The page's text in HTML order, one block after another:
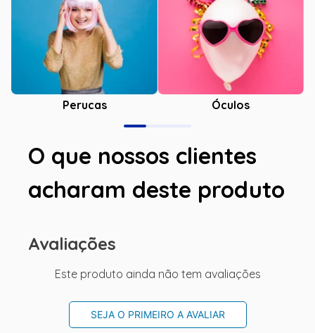
Perucas Óculos
O que nossos clientes
acharam deste produto
Avaliações
Este produto ainda não tem avaliações
SEJA O PRIMEIRO A AVALIAR